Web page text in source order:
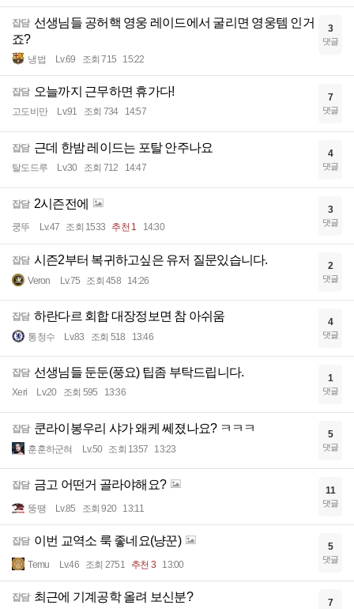
잡담 선생님들 공허핵 영웅 레이드에서 굴리면 영웅템 인거
죠?
냉법 Lv.69 조회 715 15:22
3
댓글
잡담 오늘까지 근무하면 휴가다!
고도비만 Lv.91 조회 734 14:57
7
댓글
잡담 근데 한밤 레이드는 포탈 안주나요
탈도드루 Lv.30 조회 712 14:47
4
댓글
잡담 2시즌전에
쿵뚜 Lv.47 조회 1533 추천 1 14:30
3
댓글
잡담 시즌2부터 복귀하고싶은 유저 질문있습니다.
Veron Lv.75 조회 458 14:26
2
댓글
잡담 하란다르 회합 대장정보면 참 아쉬움
통청수 Lv.83 조회 518 13:46
4
댓글
잡담 선생님들 둔둔(풍요) 팁좀 부탁드립니다.
Xeri Lv.20 조회 595 13:36
1
댓글
잡담 쿤라이봉우리 샤가 왜케 쎄졌나요? ㅋㅋㅋ
훈훈하군혀 Lv.50 조회 1357 13:23
5
댓글
잡담 금고 어떤거 골라야해요?
뚱땡 Lv.85 조회 920 13:11
11
댓글
잡담 이번 교역소 룩 좋네요(냥꾼)
Temu Lv.46 조회 2751 추천 3 13:00
5
댓글
잡담 최근에 기계공학 올려 보신분? 7